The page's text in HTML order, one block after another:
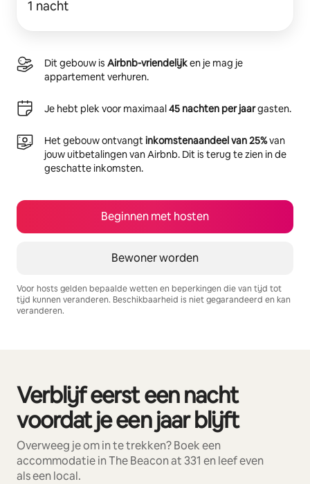
1 nacht
Dit gebouw is Airbnb-vriendelijken je mag je
appartement verhuren.
Je hebt plek voor maximaal45 nachten per jaargasten.
Het gebouw ontvangtinkomstenaandeel van 25%van
jouw uitbetalingen van Airbnb. Dit is terug te zien in de
geschatte inkomsten.
Beginnen met hosten
Bewoner worden
Voor hosts gelden bepaalde wetten en beperkingen die van tijd tot
tijd kunnen veranderen. Beschikbaarheid is niet gegarandeerd en kan
veranderen.
Verblijf eerst een nacht
voordat je een jaar blijft
Overweeg je om in te trekken? Boek een
accommodatie in The Beacon at 331 en leef even
als een local.
0 van 0 items weergegeven